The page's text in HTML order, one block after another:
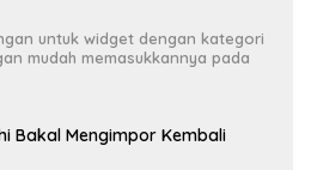
untuk widget dengan kategori
mudah memasukkannya pada
Bakal Mengimpor Kembali